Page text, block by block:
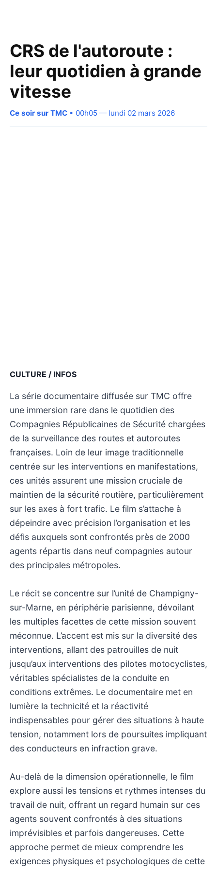
CRS de l'autoroute :
leur quotidien à grande
vitesse
Ce soir sur TMC • 00h05 — lundi 02 mars 2026
CULTURE / INFOS
La série documentaire diffusée sur TMC offre
une immersion rare dans le quotidien des
Compagnies Républicaines de Sécurité chargées
de la surveillance des routes et autoroutes
françaises. Loin de leur image traditionnelle
centrée sur les interventions en manifestations,
ces unités assurent une mission cruciale de
maintien de la sécurité routière, particulièrement
sur les axes à fort trafic. Le film s’attache à
dépeindre avec précision l’organisation et les
défis auxquels sont confrontés près de 2000
agents répartis dans neuf compagnies autour
des principales métropoles.
Le récit se concentre sur l’unité de Champigny-
sur-Marne, en périphérie parisienne, dévoilant
les multiples facettes de cette mission souvent
méconnue. L’accent est mis sur la diversité des
interventions, allant des patrouilles de nuit
jusqu’aux interventions des pilotes motocyclistes,
véritables spécialistes de la conduite en
conditions extrêmes. Le documentaire met en
lumière la technicité et la réactivité
indispensables pour gérer des situations à haute
tension, notamment lors de poursuites impliquant
des conducteurs en infraction grave.
Au-delà de la dimension opérationnelle, le film
explore aussi les tensions et rythmes intenses du
travail de nuit, offrant un regard humain sur ces
agents souvent confrontés à des situations
imprévisibles et parfois dangereuses. Cette
approche permet de mieux comprendre les
exigences physiques et psychologiques de cette